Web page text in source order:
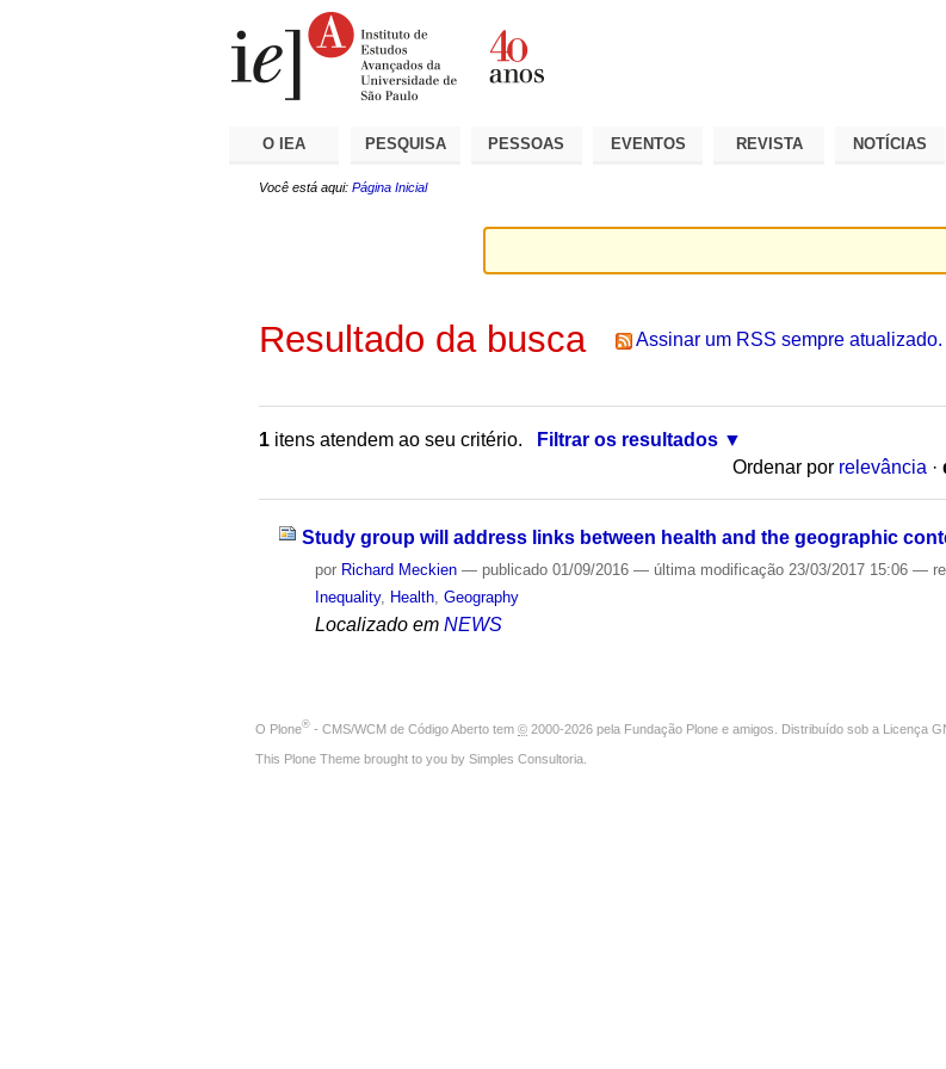
O IEA PESQUISA PESSOAS EVENTOS REVISTA NOTÍCIAS
Você está aqui: Página Inicial
Resultado da busca Assinar um RSS sempre atualizado.
1 itens atendem ao seu critério.
Filtrar os resultados
Ordenar por relevância ·
Study group will address links between health and the geographic
por Richard Meckien — publicado 01/09/2016— última modificação 23/03/2017 15:06—
Inequality, Health ,Geography
Localizado em NEWS
O Plone® - CMS/WCM de Código Aberto tem © 2000-2026 pela Fundação Plone e amigos. Distribuído sob a Licença
This Plone Theme brought to you by Simples Consultoria